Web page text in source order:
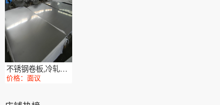
不锈钢卷板,冷轧卷板
价格：面议